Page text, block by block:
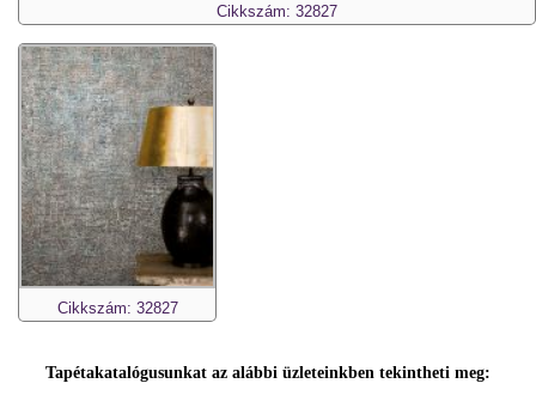
Cikkszám: 32827
Cikkszám: 32827
Tapétakatalógusunkat az alábbi üzleteinkben tekintheti meg: